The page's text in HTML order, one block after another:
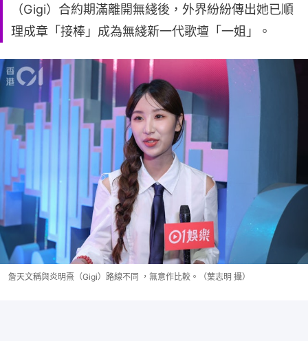
（Gigi）合約期滿離開無綫後，外界紛紛傳出她已順
理成章「接棒」成為無綫新一代歌壇「一姐」。
詹天文稱與炎明熹（Gigi）路線不同 ，無意作比較。（葉志明 攝）